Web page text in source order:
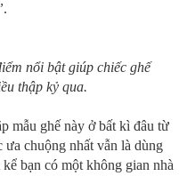
.
nổi bật giúp chiếc ghế
thập kỷ qua.
mẫu ghế này ở bất kì đâu từ
ưa chuộng nhất vẫn là dùng
bạn có một không gian nhà